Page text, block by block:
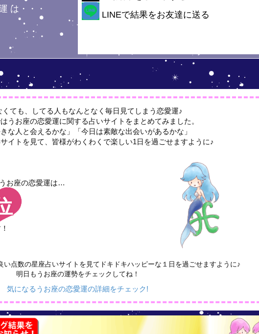
は・・・
LINEで結果をお友達に送る
くても、してる人もなんとなく毎日見てしまう恋愛運♪
うお座の恋愛運に関する占いサイトをまとめてみました。
きな人と会えるかな」「今日は素敵な出会いがあるかな」
イトを見て、皆様がわくわくで楽しい1日を過ごせますように♪
お座の恋愛運は…
い点数の星座占いサイトを見てドキドキハッピーな１日を過ごせますように♪
明日もうお座の運勢をチェックしてね！
気になるうお座の恋愛運の詳細をチェック!